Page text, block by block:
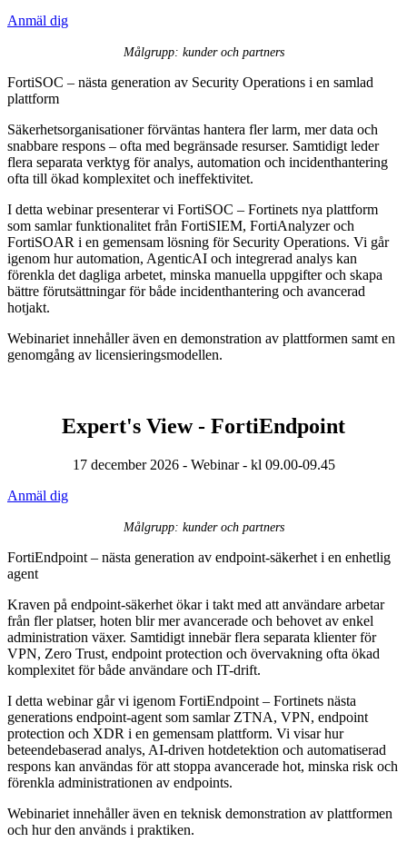
Anmäl dig
Målgrupp: kunder och partners
FortiSOC – nästa generation av Security Operations i en samlad
plattform
Säkerhetsorganisationer förväntas hantera fler larm, mer data och
snabbare respons – ofta med begränsade resurser. Samtidigt leder
flera separata verktyg för analys, automation och incidenthantering
ofta till ökad komplexitet och ineffektivitet.
I detta webinar presenterar vi FortiSOC – Fortinets nya plattform
som samlar funktionalitet från FortiSIEM, FortiAnalyzer och
FortiSOAR i en gemensam lösning för Security Operations. Vi går
igenom hur automation, AgenticAI och integrerad analys kan
förenkla det dagliga arbetet, minska manuella uppgifter och skapa
bättre förutsättningar för både incidenthantering och avancerad
hotjakt.
Webinariet innehåller även en demonstration av plattformen samt en
genomgång av licensieringsmodellen.
Expert's View - FortiEndpoint
17 december 2026 - Webinar - kl 09.00-09.45
Anmäl dig
Målgrupp: kunder och partners
FortiEndpoint – nästa generation av endpoint-säkerhet i en enhetlig
agent
Kraven på endpoint-säkerhet ökar i takt med att användare arbetar
från fler platser, hoten blir mer avancerade och behovet av enkel
administration växer. Samtidigt innebär flera separata klienter för
VPN, Zero Trust, endpoint protection och övervakning ofta ökad
komplexitet för både användare och IT-drift.
I detta webinar går vi igenom FortiEndpoint – Fortinets nästa
generations endpoint-agent som samlar ZTNA, VPN, endpoint
protection och XDR i en gemensam plattform. Vi visar hur
beteendebaserad analys, AI-driven hotdetektion och automatiserad
respons kan användas för att stoppa avancerade hot, minska risk och
förenkla administrationen av endpoints.
Webinariet innehåller även en teknisk demonstration av plattformen
och hur den används i praktiken.